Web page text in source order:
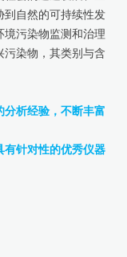
到自然的可持续性发
境污染物监测和治理
污染物，其类别与含
析经验，不断丰富
有针对性的优秀仪器